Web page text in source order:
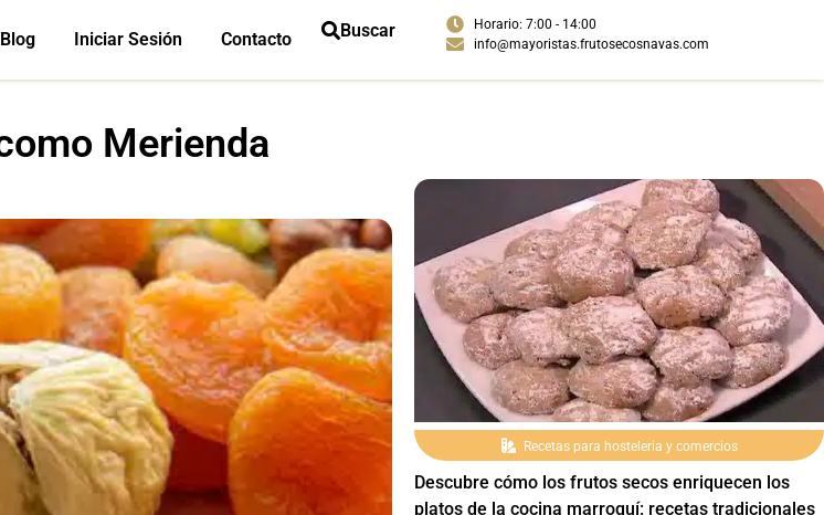
Blog Iniciar Sesión Contacto Buscar
Horario: 7:00 - 14:00
info@mayoristas.frutosecosnavas.com
Merienda
Recetas para hosteleria y comercios
Descubre cómo los frutos secos enriquecen los
platos de la cocina marroquí: recetas tradicionales